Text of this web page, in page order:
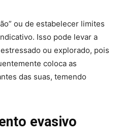
ou de estabelecer limites
Isso pode levar a
ou explorado, pois
coloca as
das suas, temendo
evasivo